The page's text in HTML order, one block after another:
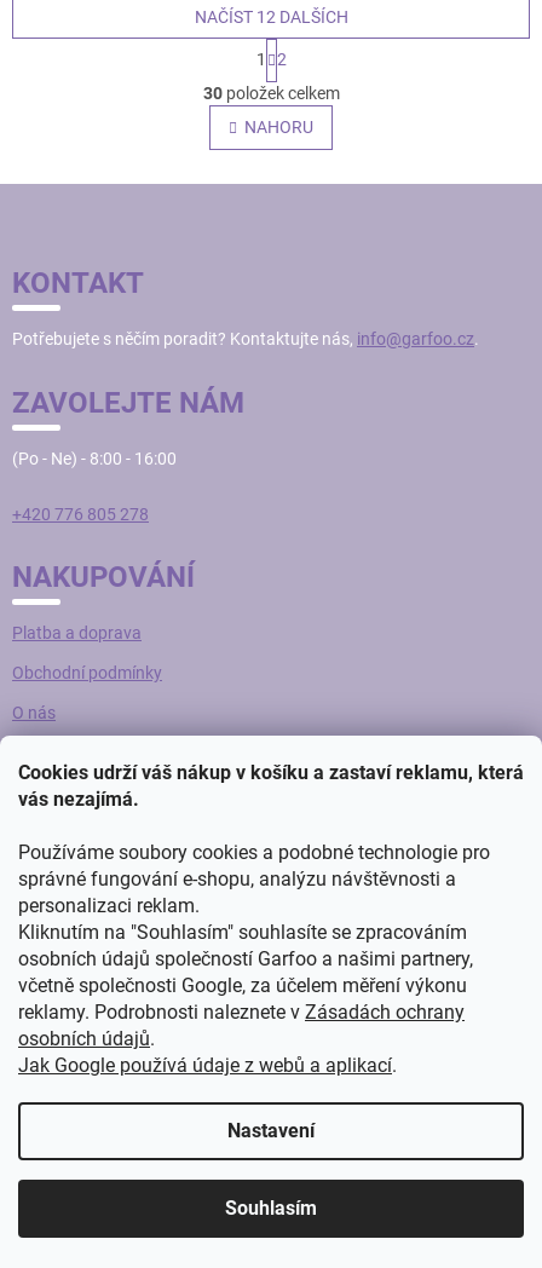
Cookies udrží váš nákup v košíku a zastaví reklamu, která
vás nezajímá.
Používáme soubory cookies a podobné technologie pro
správné fungování e-shopu, analýzu návštěvnosti a
personalizaci reklam.
Kliknutím na "Souhlasím" souhlasíte se zpracováním
osobních údajů společností Garfoo a našimi partnery,
včetně společnosti Google, za účelem měření výkonu
reklamy. Podrobnosti naleznete v Zásadách ochrany
osobních údajů.
Jak Google používá údaje z webů a aplikací.
Nastavení
Souhlasím
O
v
l
á
k
NAČÍST 12 DALŠÍCH
S
t
r
á
n
k
v
1
2
30položek celkem
NAHORU
A
T
KONTAKT
Potřebujete s něčím poradit? Kontaktujte nás, info@garfoo.cz.
ZAVOLEJTE NÁM
(Po - Ne) - 8:00 - 16:00
+420 776 805 278
NAKUPOVÁNÍ
Platba a doprava
Obchodní podmínky
O nás
Reklamace a vrácení zboží
Recyklační příspěvky
VELKOOBCHOD
DOPRAVA ZDARMA OD 5 000 KČ